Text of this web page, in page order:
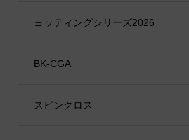
ヨッティングシリーズ2026
BK-CGA
スピンクロス